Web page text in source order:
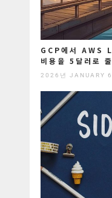
GCP에서 AWS
비용을 5달러로
2026년 JANUARY 6